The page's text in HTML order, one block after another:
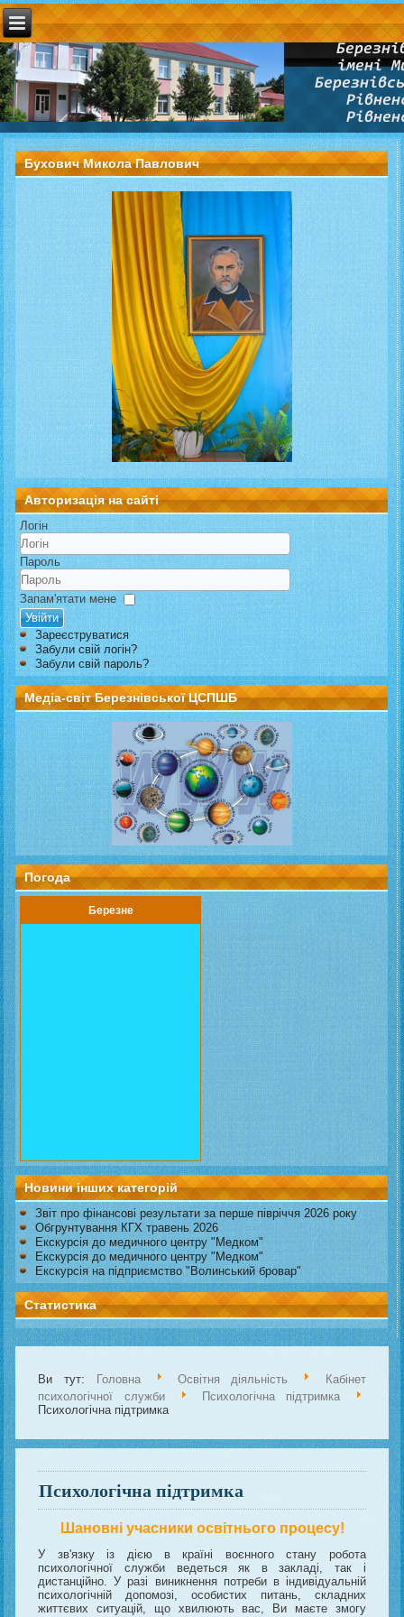
Бухович Микола Павлович
Авторизація на сайті
Логін
Пароль
Запам'ятати мене
Увійти
Зареєструватися
Забули свій логін?
Забули свій пароль?
Медіа-світ Березнівської ЦСПШБ
Погода
Березне
Новини інших категорій
Звіт про фінансові результати за перше півріччя 2026 року
Обгрунтування КГХ травень 2026
Екскурсія до медичного центру "Медком"
Екскурсія до медичного центру "Медком"
Екскурсія на підприємство "Волинський бровар"
Статистика
Ви тут: Головна Освітня діяльність
Кабінет
психологічної служби
Психологічна підтримка
Психологічна підтримка
Психологічна підтримка
Шановні учасники освітнього процесу!
У зв'язку із дією в країні воєнного стану робота
психологічної служби ведеться як в закладі, так і
дистанційно. У разі виникнення потреби в індивідуальній
психологічній допомозі, особистих питань, складних
життєвих ситуацій, що хвилюють вас, Ви маєте змогу